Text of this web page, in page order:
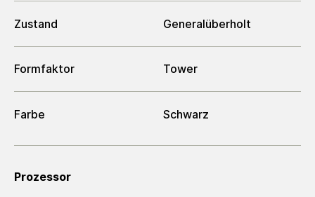
Zustand Generalüberholt
Formfaktor Tower
Farbe Schwarz
Prozessor